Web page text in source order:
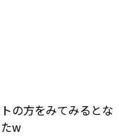
の方をみてみるとな
w